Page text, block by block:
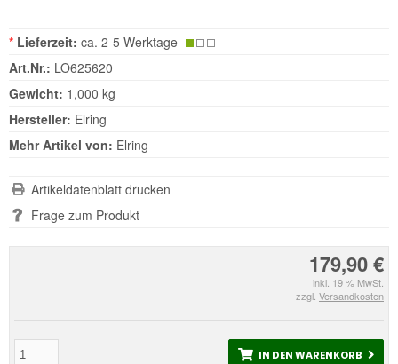
179,90 €
inkl. 19 % MwSt.
zzgl. Versandkosten
IN DEN WARENKORB
* Lieferzeit: ca. 2-5 Werktage
Art.Nr.: LO625620
Gewicht: 1,000 kg
Hersteller: Elring
Mehr Artikel von: Elring
Artikeldatenblatt drucken
Frage zum Produkt